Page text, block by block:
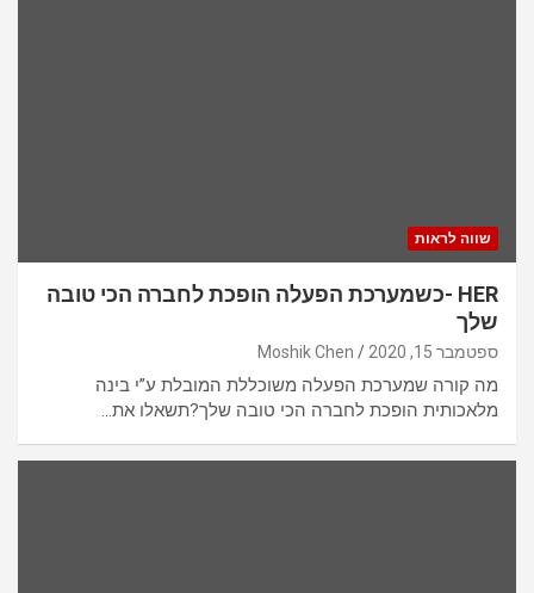
שווה לראות
HER -כשמערכת הפעלה הופכת לחברה הכי טובה
שלך
ספטמבר 15, 2020 Moshik Chen
מה קורה שמערכת הפעלה משוכללת המובלת ע”י בינה
מלאכותית הופכת לחברה הכי טובה שלך?תשאלו את…